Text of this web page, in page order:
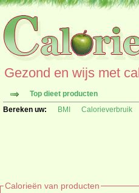
Gezond en wijs met
Top dieet producten
Bereken uw:
BMI Calorieverbruik
Calorieën van producten